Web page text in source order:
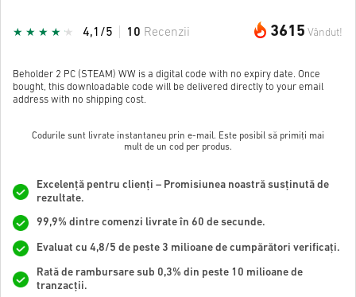
3615 Vândut!
4,1/5 10 Recenzii
Beholder 2 PC (STEAM) WW is a digital code with no expiry date. Once
bought, this downloadable code will be delivered directly to your email
address with no shipping cost.
Codurile sunt livrate instantaneu prin e-mail. Este posibil să primiți mai
mult de un cod per produs.
Excelență pentru clienți – Promisiunea noastră susținută de
rezultate.
99,9% dintre comenzi livrate în 60 de secunde.
Evaluat cu 4,8/5 de peste 3 milioane de cumpărători verificați.
Rată de rambursare sub 0,3% din peste 10 milioane de
tranzacții.